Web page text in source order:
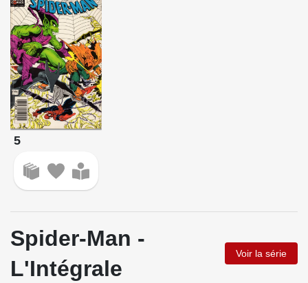
5
Spider-Man -
L'Intégrale
Voir la série